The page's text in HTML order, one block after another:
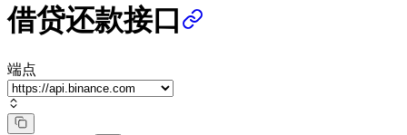
借贷还款接口
端点